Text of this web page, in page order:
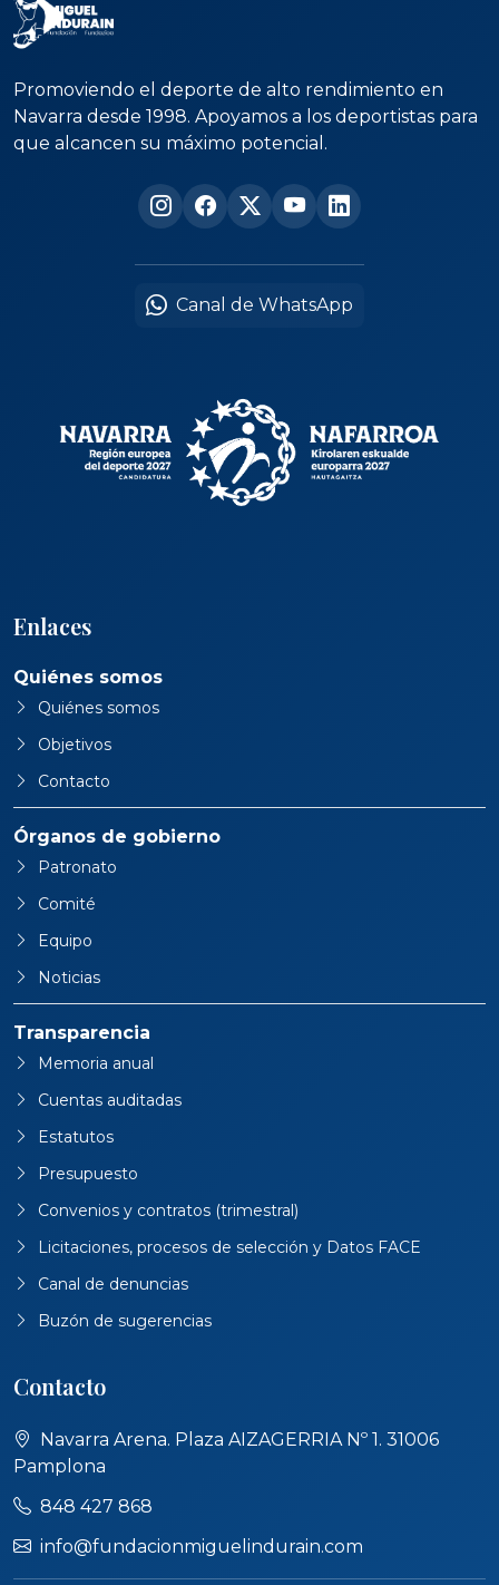
Promoviendo el deporte de alto rendimiento en
Navarra desde 1998. Apoyamos a los deportistas para
que alcancen su máximo potencial.
Canal de WhatsApp
Enlaces
Quiénes somos
Quiénes somos
Objetivos
Contacto
Órganos de gobierno
Patronato
Comité
Equipo
Noticias
Transparencia
Memoria anual
Cuentas auditadas
Estatutos
Presupuesto
Convenios y contratos (trimestral)
Licitaciones, procesos de selección y Datos FACE
Canal de denuncias
Buzón de sugerencias
Contacto
Navarra Arena. Plaza AIZAGERRIA Nº 1. 31006
Pamplona
848 427 868
info@fundacionmiguelindurain.com